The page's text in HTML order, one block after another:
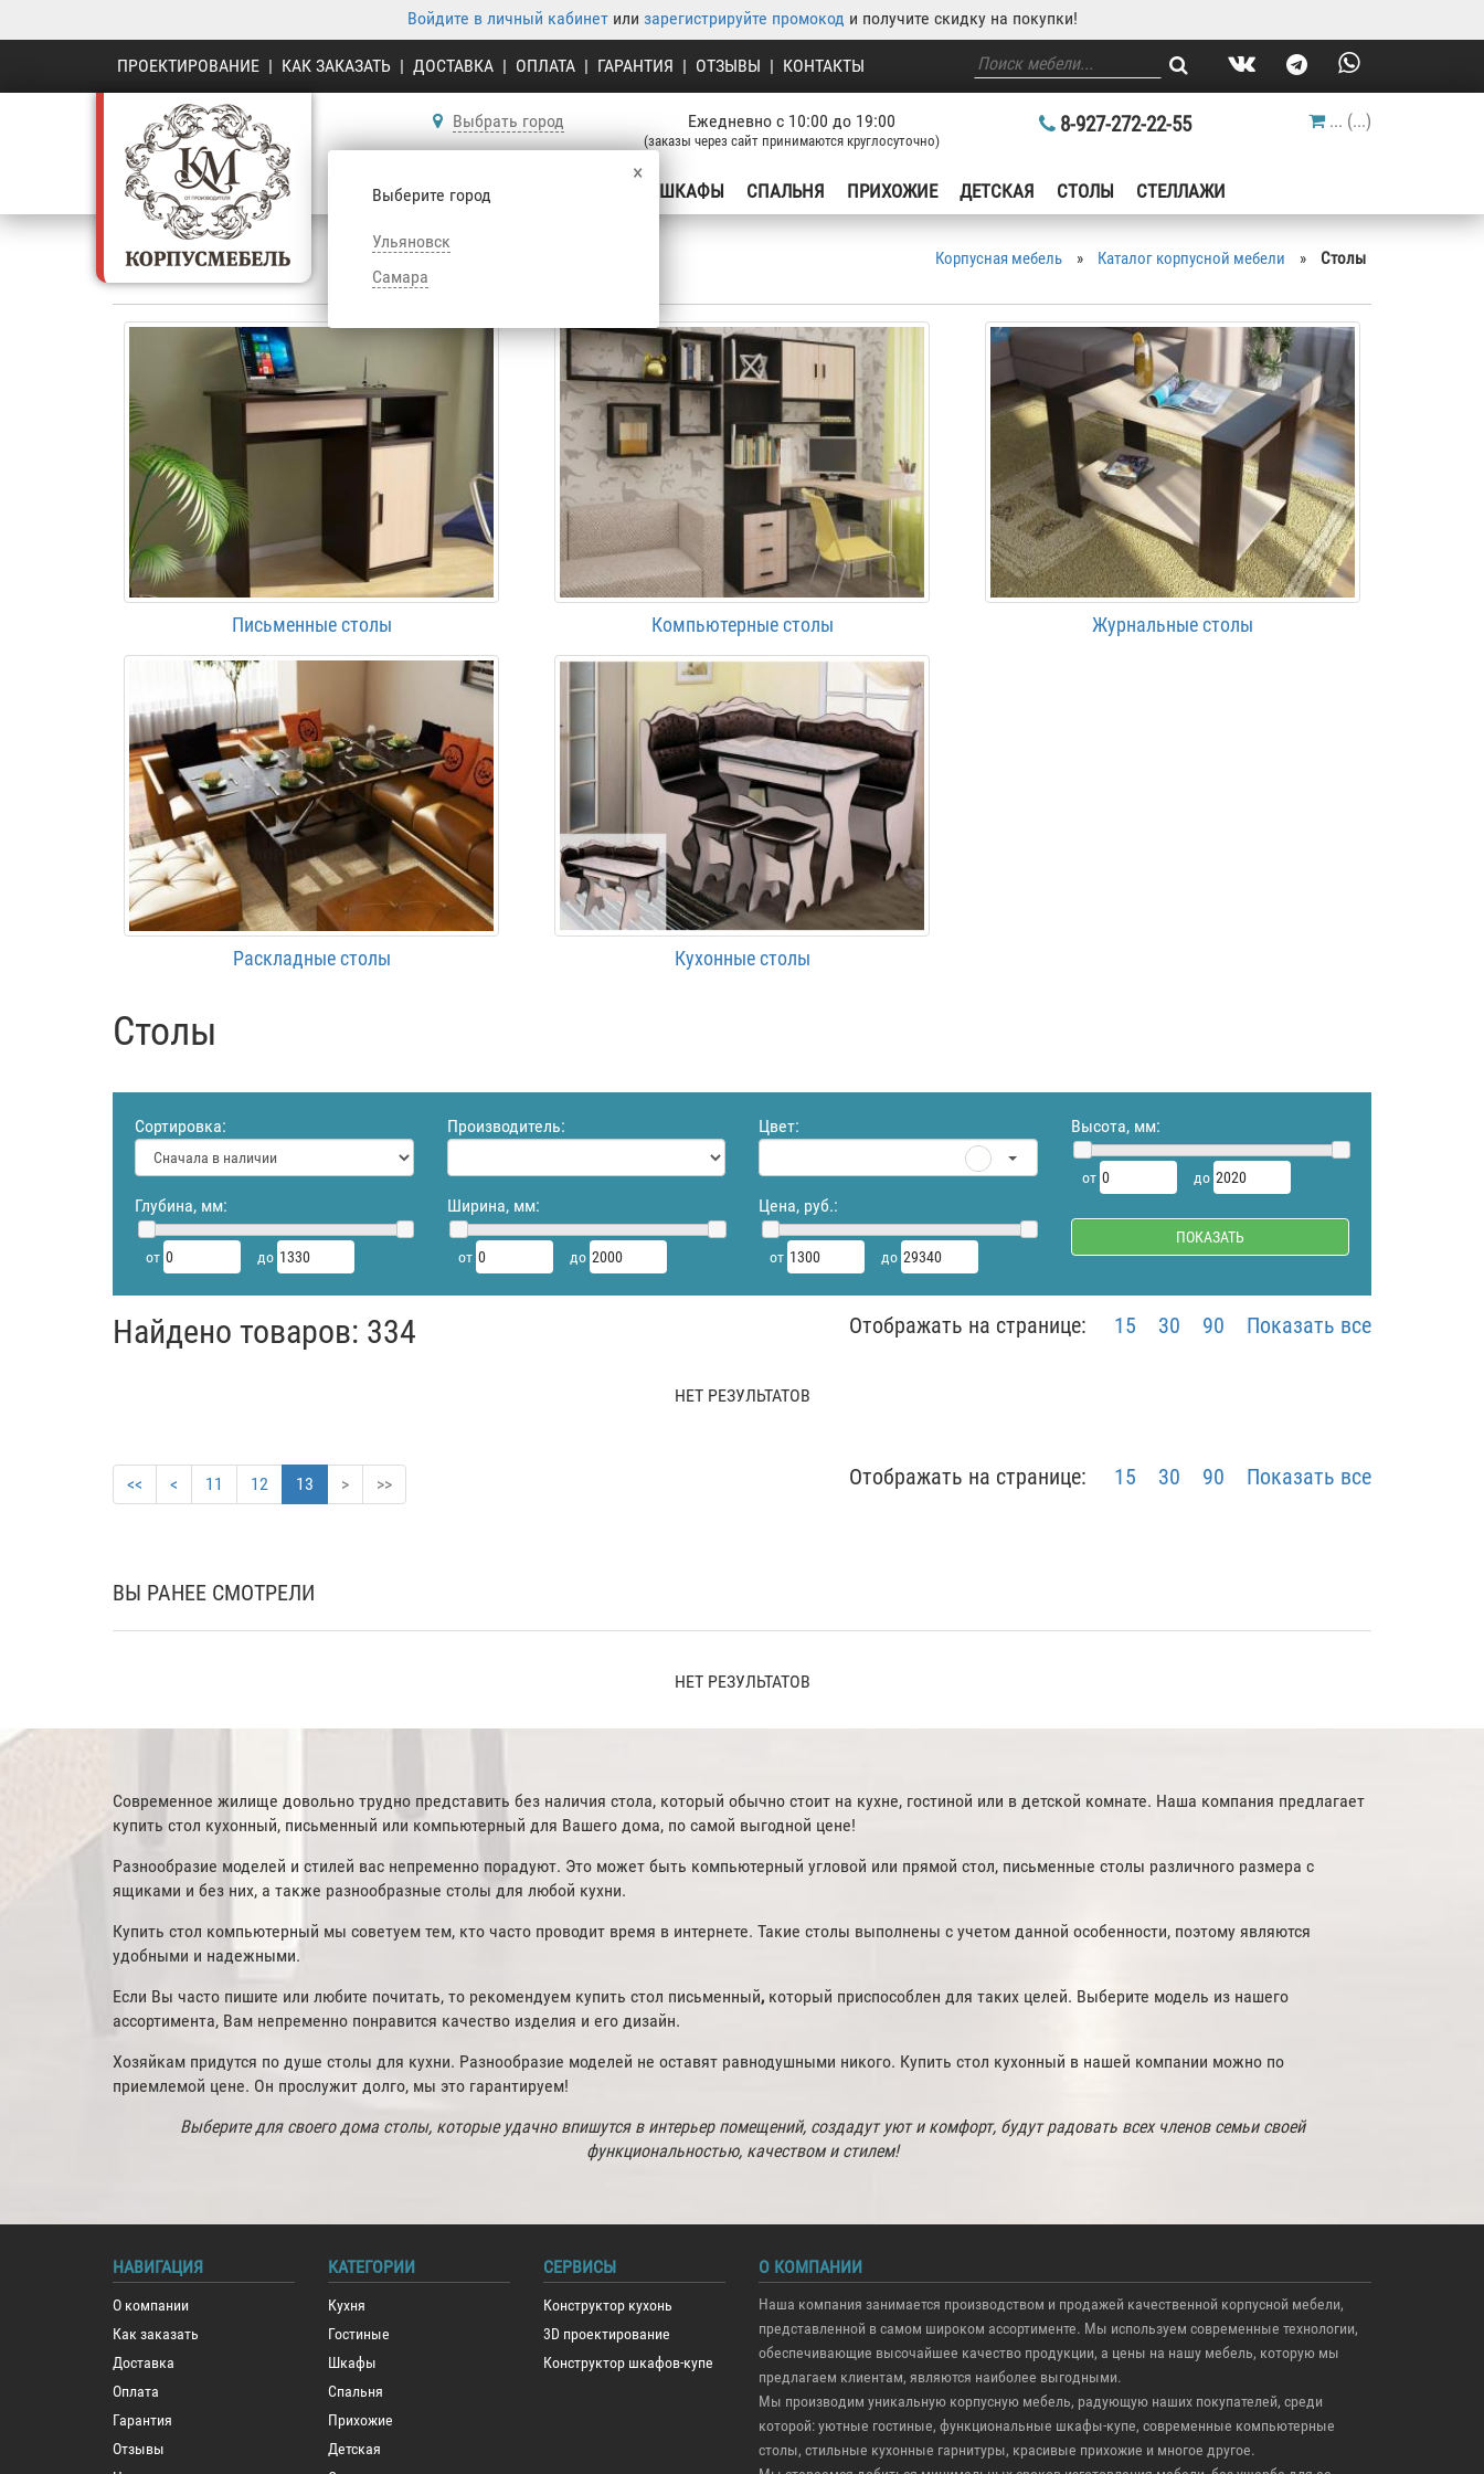
Войдите в личный кабинетили зарегистрируйте промокод и получите скидку на покупки!
ПРОЕКТИРОВАНИЕ | КАК ЗАКАЗАТЬ | ДОСТАВКА | ОПЛАТА | ГАРАНТИЯ | ОТЗЫВЫ | КОНТАКТЫ
Выбрать город
×
Выберите город
Ульяновск
Самара
Ежедневно с 10:00 до 19:00
(заказы через сайт принимаются круглосуточно)
8-927-272-22-55 ... (...)
КУХНЯ ШКАФЫ СПАЛЬНЯ ПРИХОЖИЕ ДЕТСКАЯ СТОЛЫ СТЕЛЛАЖИ
Корпусная мебель » Каталог корпусной мебели » Столы
Письменные столы Компьютерные столы Журнальные столы
Раскладные столы Кухонные столы
Столы
Сортировка: Производитель: Цвет: Высота, мм:
от до
Глубина, мм:
от до
Ширина, мм:
от до
Цена, руб.:
от до
Отображать на странице: 15 30 90 Показать все
Найдено товаров: 334
НЕТ РЕЗУЛЬТАТОВ
<< < 11 12 13 > >> Отображать на странице: 15 30 90 Показать все
ВЫ РАНЕЕ СМОТРЕЛИ
НЕТ РЕЗУЛЬТАТОВ
Современное жилище довольно трудно представить без наличия стола, который обычно стоит на кухне, гостиной или в детской комнате. Наша компания предлагает
купить стол кухонный, письменный или компьютерный для Вашего дома, по самой выгодной цене!
Разнообразие моделей и стилей вас непременно порадуют. Это может быть компьютерный угловой или прямой стол, письменные столы различного размера с
ящиками и без них, а также разнообразные столы для любой кухни.
Купить стол компьютерный мы советуем тем, кто часто проводит время в интернете. Такие столы выполнены с учетом данной особенности, поэтому являются
удобными и надежными.
Если Вы часто пишите или любите почитать, то рекомендуем купить стол письменный, который приспособлен для таких целей. Выберите модель из нашего
ассортимента, Вам непременно понравится качество изделия и его дизайн.
Хозяйкам придутся по душе столы для кухни. Разнообразие моделей не оставят равнодушными никого. Купить стол кухонный в нашей компании можно по
приемлемой цене. Он прослужит долго, мы это гарантируем!
Выберите для своего дома столы, которые удачно впишутся в интерьер помещений, создадут уют и комфорт, будут радовать всех членов семьи своей
функциональностью, качеством и стилем!
НАВИГАЦИЯ
О компании
Как заказать
Доставка
Оплата
Гарантия
Отзывы
КАТЕГОРИИ
Кухня
Гостиные
Шкафы
Спальня
Прихожие
Детская
СЕРВИСЫ
Конструктор кухонь
3D проектирование
Конструктор шкафов-купе
О КОМПАНИИ
Наша компания занимается производством и продажей качественной корпусной мебели,
представленной в самом широком ассортименте. Мы используем современные технологии,
обеспечивающие высочайшее качество продукции, а цены на нашу мебель, которую мы
предлагаем клиентам, являются наиболее выгодными.
Мы производим уникальную корпусную мебель, радующую наших покупателей, среди
которой: уютные гостиные, функциональные шкафы-купе, современные компьютерные
столы, стильные кухонные гарнитуры, красивые прихожие и многое другое.